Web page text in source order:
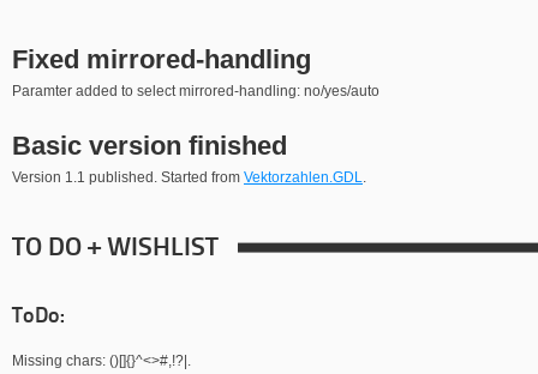
Fixed mirrored-handling
Paramter added to select mirrored-handling: no/yes/auto
Basic version finished
Version 1.1 published. Started from Vektorzahlen.GDL.
TO DO + WISHLIST
ToDo:
Missing chars: ()[]{}^<>#,!?|.